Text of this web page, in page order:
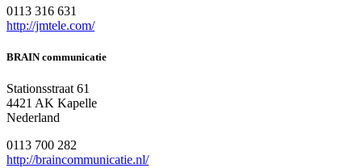
0113 316 631
http://jmtele.com/
BRAIN communicatie
Stationsstraat 61
4421 AK Kapelle
Nederland
0113 700 282
http://braincommunicatie.nl/